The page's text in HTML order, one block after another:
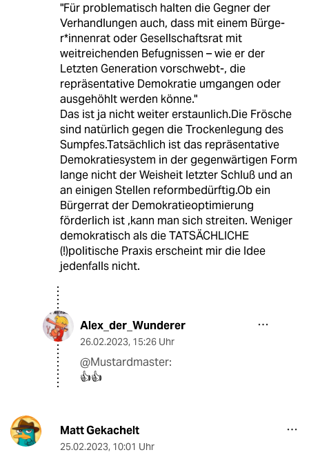
"Für problematisch halten die Gegner der
Verhandlungen auch, dass mit einem Bür­ge­
r*in­nen­rat oder Gesellschaftsrat mit
weitreichenden Befugnissen – wie er der
Letzten Generation vorschwebt-, die
repräsentative Demokratie umgangen oder
ausgehöhlt werden könne."
Das ist ja nicht weiter erstaunlich.Die Frösche
sind natürlich gegen die Trockenlegung des
Sumpfes.Tatsächlich ist das repräsentative
Demokratiesystem in der gegenwärtigen Form
lange nicht der Weisheit letzter Schluß und an
an einigen Stellen reformbedürftig.Ob ein
Bürgerrat der Demokratieoptimierung
förderlich ist ,kann man sich streiten. Weniger
demokratisch als die TATSÄCHLICHE
(!)politische Praxis erscheint mir die Idee
jedenfalls nicht.
Alex_der_Wunderer
26.02.2023, 15:26 Uhr
@Mustardmaster:
👍👍
Matt Gekachelt
25.02.2023, 10:01 Uhr